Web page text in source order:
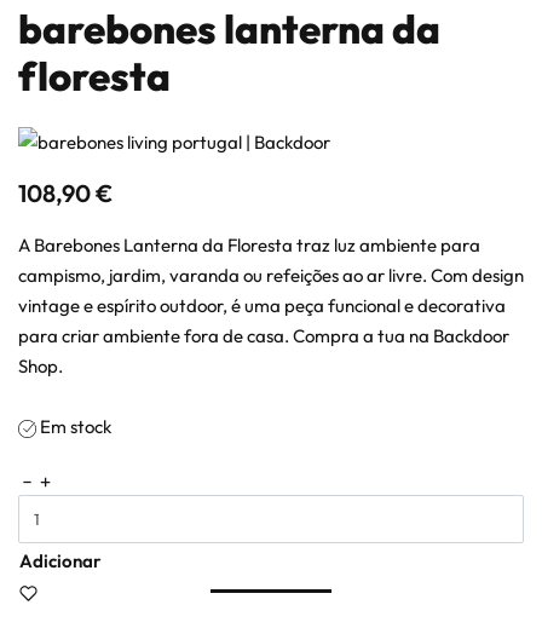
barebones lanterna da
floresta
108,90€
A Barebones Lanterna da Floresta traz luz ambiente para
campismo, jardim, varanda ou refeições ao ar livre. Com design
vintage e espírito outdoor, é uma peça funcional e decorativa
para criar ambiente fora de casa. Compra a tua na Backdoor
Shop.
Em stock
Adicionar